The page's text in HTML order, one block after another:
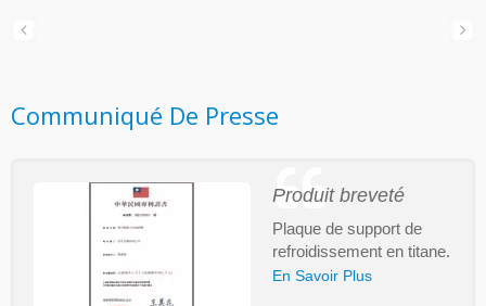
Communiqué De Presse
Produit breveté
Plaque de support de
refroidissement en titane.
En Savoir Plus